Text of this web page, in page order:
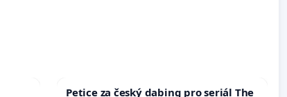
Petice za český dabing pro seriál The